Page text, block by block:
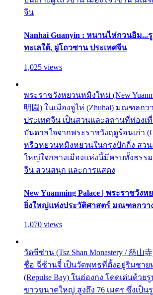
จีน
Nanhai Guanyin : หนานไห่กวนอิม...
ทะเลใต้, ผู่โถวซาน ประเทศจีน
1,025 views
พระราชวังหยวนหมิงใหม่ (New
明園) ในเมืองจูไห่ (Zhuhai) มณฑลกวา
ประเทศจีน เป็นสวนและสถานที่ท่องเ
บันดาลใจจากพระราชวังฤดูร้อนเก่า
หรือหยวนหมิงหยวนในกรุงปักกิ่ง สว
ใหญ่ใจกลางเมืองแห่งนี้มีครบทั้งธรร
จีน สวนสนุก และการแสดง
New Yuanming Palace | พระราชวัง
ยิ่งใหญ่แห่งประวัติศาสตร์ มณฑลกวา
1,070 views
วัดซีซ่าน (Tsz Shan Monastery / 慈山
ชื่อ ฉี่ซ้านจี๋ เป็นวัดพุทธที่ตั้งอยู่ริมชาย
(Repulse Bay) ในฮ่องกง โดดเด่นด้ว
ขาวขนาดใหญ่ สูงถึง 76 เมตร ซึ่งเป็น